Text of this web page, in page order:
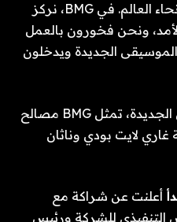
يزال يتردد صداها في جميع أنحاء العالم. في BMG، نركز
ونحن فخورون بالعمل
الجديدة ويدخلون
بالإضافة إلى اتفاقية التسجيل الجديدة، تمثل BMG مصالح
لايت بودي وناثان
أعلنت عن شراكة مع
التنفيذي للشركة ورئيس